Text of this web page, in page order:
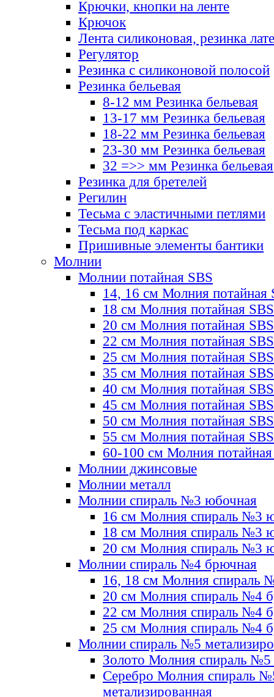
Крючки, кнопки на ленте
Крючок
Лента силиконовая, резинка
Регулятор
Резинка с силиконовой полосой
Резинка бельевая
8-12 мм Резинка бельевая
13-17 мм Резинка бельевая
18-22 мм Резинка бельевая
23-30 мм Резинка бельевая
32 =>> мм Резинка бельевая
Резинка для бретелей
Регилин
Тесьма с эластичными петлями
Тесьма под каркас
Пришивные элементы бантики
Молнии
Молнии потайная SBS
14, 16 см Молния потайная
18 см Молния потайная SBS
20 см Молния потайная SBS
22 см Молния потайная SBS
25 см Молния потайная SBS
35 см Молния потайная SBS
40 см Молния потайная SBS
45 см Молния потайная SBS
50 см Молния потайная SBS
55 см Молния потайная SBS
60-100 см Молния
Молнии джинсовые
Молнии металл
Молнии спираль №3 юбочная
16 см Молния спираль №3
18 см Молния спираль №3
20 см Молния спираль №3
Молнии спираль №4 брючная
16, 18 см Молния спираль
20 см Молния спираль №4
22 см Молния спираль №4
25 см Молния спираль №4
Молнии спираль №5
Золото Молния спираль №5
Серебро Молния спираль
метализированная